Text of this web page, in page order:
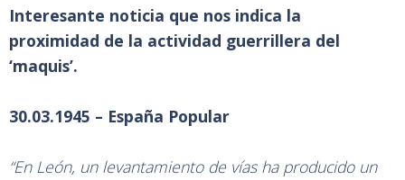
Interesante noticia que nos indica la
proximidad de la actividad guerrillera del
‘maquis’.
30.03.1945 – España Popular
“En León, un levantamiento de vías ha producido un